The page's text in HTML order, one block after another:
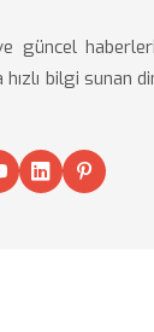
güncel
hızlı bilgi sunan